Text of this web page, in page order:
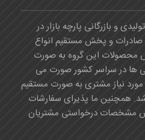
و بازرگانی پارچه بازار در
صادرات و پخش مستقیم انواع
محصولات این گروه به صورت
ها در سراسر کشور صورت می
مورد نیاز مشتری به صورت مستقیم
همچنین ما پذیرای سفارشات
مشخصات درخواستی مشتریان